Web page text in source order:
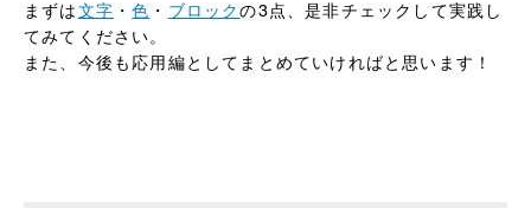
まずは文字 ・色 ・ ブロックの3点、是非チェックして実践し
てみてください。
また、今後も応用編としてまとめていければと思います！